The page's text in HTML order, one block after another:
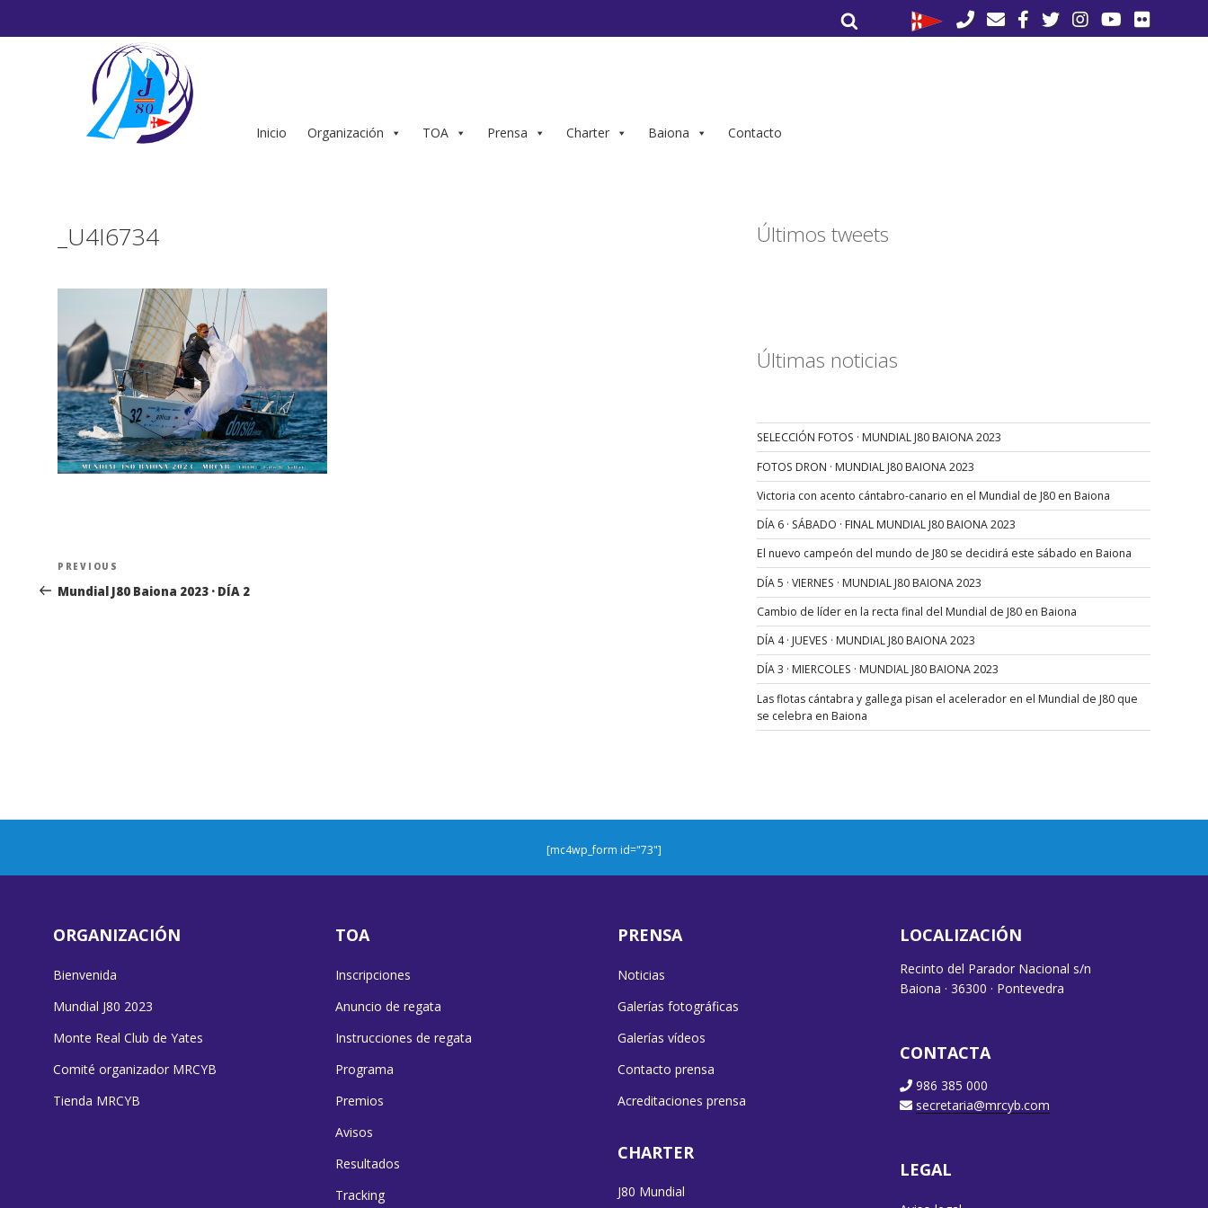
por:
Inicio Organización TOA Prensa Charter Baiona Contacto
_U4I6734
Navegación
de
Previous
Post
PREVIOUS
Mundial J80 Baiona 2023 · DÍA 2
Últimos tweets
Últimas noticias
SELECCIÓN FOTOS · MUNDIAL J80 BAIONA 2023
FOTOS DRON · MUNDIAL J80 BAIONA 2023
Victoria con acento cántabro-canario en el Mundial de J80 en Baiona
DÍA 6 · SÁBADO · FINAL MUNDIAL J80 BAIONA 2023
El nuevo campeón del mundo de J80 se decidirá este sábado en Baiona
DÍA 5 · VIERNES · MUNDIAL J80 BAIONA 2023
Cambio de líder en la recta final del Mundial de J80 en Baiona
DÍA 4 · JUEVES · MUNDIAL J80 BAIONA 2023
DÍA 3 · MIERCOLES · MUNDIAL J80 BAIONA 2023
Las flotas cántabra y gallega pisan el acelerador en el Mundial de J80 que
se celebra en Baiona
[mc4wp_form id="73"]
ORGANIZACIÓN
Bienvenida
Mundial J80 2023
Monte Real Club de Yates
Comité organizador MRCYB
Tienda MRCYB
TOA
Inscripciones
Anuncio de regata
Instrucciones de regata
Programa
Premios
Avisos
Resultados
Tracking
PRENSA
Noticias
Galerías fotográficas
Galerías vídeos
Contacto prensa
Acreditaciones prensa
CHARTER
J80 Mundial
LOCALIZACIÓN
Recinto del Parador Nacional s/n
Baiona · 36300 · Pontevedra
CONTACTA
986 385 000
secretaria@mrcyb.com
LEGAL